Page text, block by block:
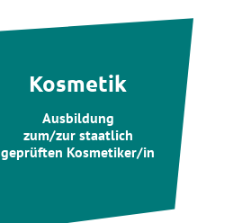
Kosmetik
Ausbildung
zum/zur staatlich
geprüften Kosmetiker/in